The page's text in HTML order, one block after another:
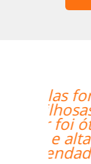
aula